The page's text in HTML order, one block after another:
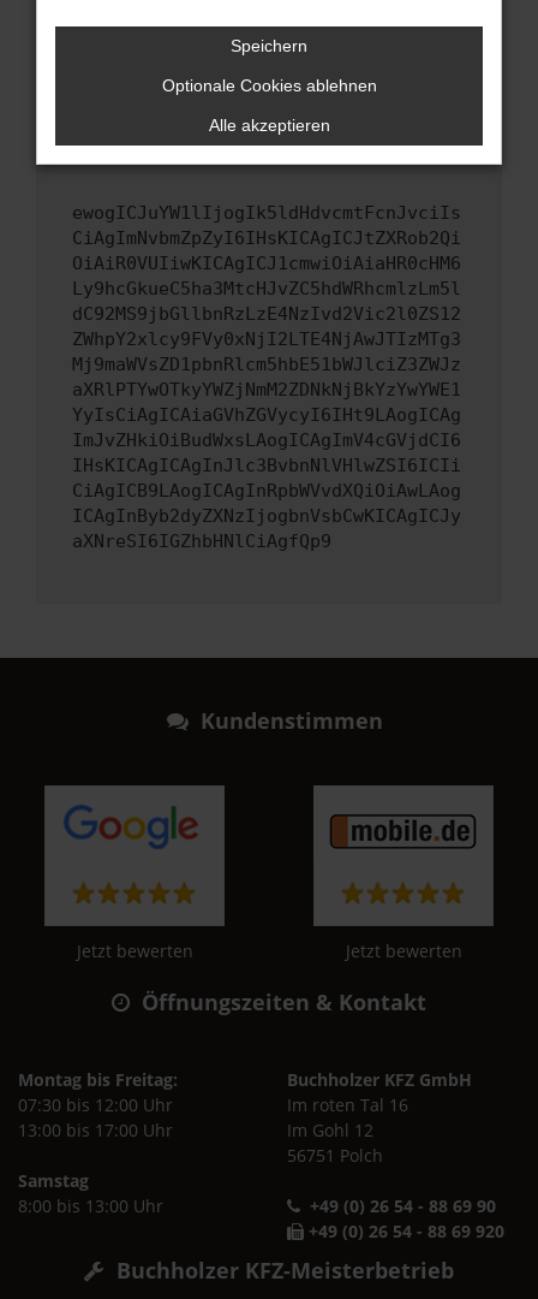
Wende dich an den Webseitenbetreiber.
Wenn du alle oben genannten Schritte versucht
hast, kontaktiere uns bitte. Wir werden
versuchen, das Problem zu beheben. Du kannst
uns diesen Text schicken, um uns bei der
ewogICJuYW1lIjogIk5ldHdvcmtFcnJvciIs
CiAgImNvbmZpZyI6IHsKICAgICJtZXRob2Qi
OiAiR0VUIiwKICAgICJ1cmwiOiAiaHR0cHM6
Ly9hcGkueC5ha3MtcHJvZC5hdWRhcmlzLm5l
dC92MS9jbGllbnRzLzE4NzIvd2Vic2l0ZS12
ZWhpY2xlcy9FVy0xNjI2LTE4NjAwJTIzMTg3
Mj9maWVsZD1pbnRlcm5hbE51bWJlciZ3ZWJz
aXRlPTYwOTkyYWZjNmM2ZDNkNjBkYzYwYWE1
YyIsCiAgICAiaGVhZGVycyI6IHt9LAogICAg
ImJvZHkiOiBudWxsLAogICAgImV4cGVjdCI6
IHsKICAgICAgInJlc3BvbnNlVHlwZSI6ICIi
CiAgICB9LAogICAgInRpbWVvdXQiOiAwLAog
ICAgInByb2dyZXNzIjogbnVsbCwKICAgICJy
aXNreSI6IGZhbHNlCiAgfQp9
Kundenstimmen
Jetzt bewerten Jetzt bewerten
Öffnungszeiten & Kontakt
Montag bis Freitag:
07:30 bis 12:00 Uhr
13:00 bis 17:00 Uhr
Samstag
8:00 bis 13:00 Uhr
Buchholzer KFZ GmbH
Im roten Tal 16
Im Gohl 12
56751 Polch
+49 (0) 26 54 - 88 69 90
+49 (0) 26 54 - 88 69 920
Buchholzer KFZ-Meisterbetrieb
Speichern
Optionale Cookies ablehnen
Alle akzeptieren